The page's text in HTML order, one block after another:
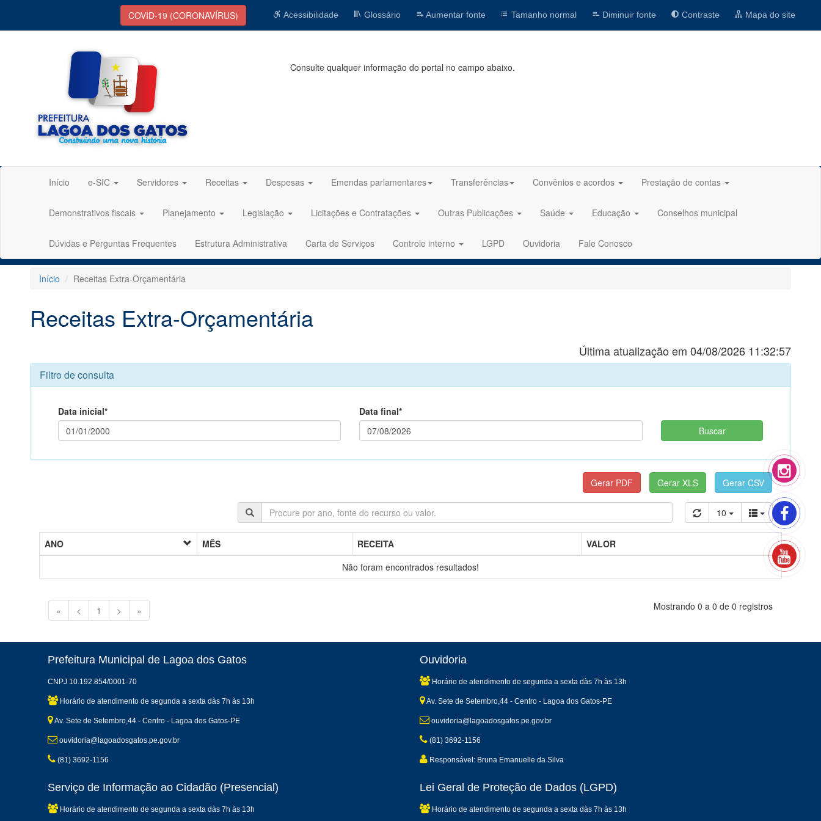
COVID-19 (CORONAVÍRUS) Acessibilidade Glossário Aumentar fonte Tamanho normal Diminuir fonte Contraste Mapa do site
Consulte qualquer informação do portal no campo abaixo.
Início e-SIC Servidores Receitas Despesas Emendas parlamentares Transferências Convênios e acordos Prestação de contas
Demonstrativos fiscais Planejamento Legislação Licitações e Contratações Outras Publicações Saúde Educação Conselhos municipal
Dúvidas e Perguntas Frequentes Estrutura Administrativa Carta de Serviços Controle interno LGPD Ouvidoria Fale Conosco
Início Receitas Extra-Orçamentária
Receitas Extra-Orçamentária
Última atualização em 04/08/2026 11:32:57
Filtro de consulta
Data inicial* Data final*
10
ANO MÊS RECEITA
VALOR
Não foram encontrados resultados!
« < 1 > » Mostrando 0 a 0 de 0 registros
Prefeitura Municipal de Lagoa dos Gatos
CNPJ 10.192.854/0001-70
Horário de atendimento de segunda a sexta dàs 7h às 13h
Av. Sete de Setembro,44 - Centro - Lagoa dos Gatos-PE
ouvidoria@lagoadosgatos.pe.gov.br
(81) 3692-1156
Ouvidoria
Horário de atendimento de segunda a sexta dàs 7h às 13h
Av. Sete de Setembro,44 - Centro - Lagoa dos Gatos-PE
ouvidoria@lagoadosgatos.pe.gov.br
(81) 3692-1156
Responsável: Bruna Emanuelle da Silva
Serviço de Informação ao Cidadão (Presencial)
Horário de atendimento de segunda a sexta dàs 7h às 13h
Lei Geral de Proteção de Dados (LGPD)
Horário de atendimento de segunda a sexta dàs 7h às 13h